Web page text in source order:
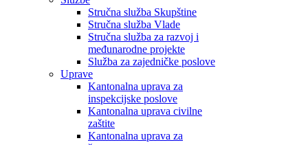
Stručna služba Skupštine
Stručna služba Vlade
Stručna služba za razvoj i
međunarodne projekte
Služba za zajedničke poslove
Uprave
Kantonalna uprava za
inspekcijske poslove
Kantonalna uprava civilne
zaštite
Kantonalna uprava za